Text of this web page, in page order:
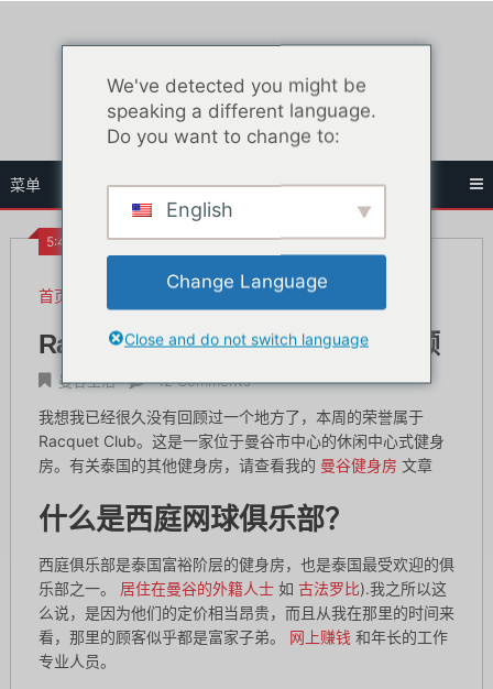
菜单
5:48 下午
首页 Racquet Club Bangkok 健身房回顾
Racquet Club Bangkok 健身房回顾
曼谷生活 12 Comments
我想我已经很久没有回顾过一个地方了，本周的荣誉属于
Racquet Club。这是一家位于曼谷市中心的休闲中心式健身
房。有关泰国的其他健身房，请查看我的 曼谷健身房 文章
什么是西庭网球俱乐部？
西庭俱乐部是泰国富裕阶层的健身房，也是泰国最受欢迎的俱
乐部之一。 居住在曼谷的外籍人士如 古法罗比).我之所以这
么说，是因为他们的定价相当昂贵，而且从我在那里的时间来
看，那里的顾客似乎都是富家子弟。
网上赚钱 和年长的工作
专业人员。
We've detected you might be
speaking a different language.
Do you want to change to:
English
Change Language
Close and do not switch language